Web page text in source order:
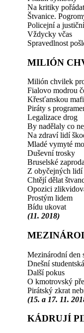
Na kritiky pořádat
Štvanice.
Policejní a
Vždycky včas
Spravedlnost
MILIÓN
Milión chvilek
Fialovo modrou
Křesťanskou
Piráty s
Legalizace drog
By nadělaly co
Na zdraví lidí
Mladé vymyté
Duševní trosky
Bruselské
Z obyčejných lidí
Chtějí dělat
Opozici
Prostým lidem
Bídu ukovat
(11. 2018)
Mezinárodní den
Dnešní
Další pokus
O kmotrovský
Pirátský zkrat
(15. a 17. 11.
KÁDRUJÍ